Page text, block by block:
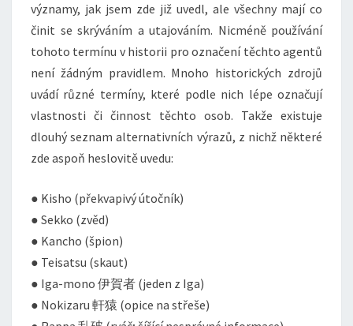
významy, jak jsem zde již uvedl, ale všechny mají co
činit se skrýváním a utajováním. Nicméně používání
tohoto termínu v historii pro označení těchto agentů
není žádným pravidlem. Mnoho historických zdrojů
uvádí různé termíny, které podle nich lépe označují
vlastnosti či činnost těchto osob. Takže existuje
dlouhý seznam alternativních výrazů, z nichž některé
zde aspoň heslovitě uvedu:
● Kisho (překvapivý útočník)
● Sekko (zvěd)
● Kancho (špion)
● Teisatsu (skaut)
● Iga-mono 伊賀者 (jeden z Iga)
● Nokizaru 軒猿 (opice na střeše)